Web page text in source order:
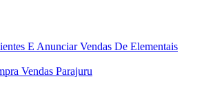
E Anunciar Vendas De Elementais
Vendas Parajuru